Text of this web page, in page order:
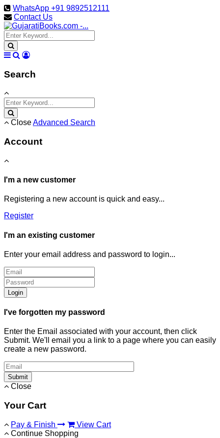
WhatsApp +91 9892512111
Contact Us
Search
CloseAdvanced Search
Account
I'm a new customer
Registering a new account is quick and easy...
Register
I'm an existing customer
Enter your email address and password to login...
Login
I've forgotten my password
Enter the Email associated with your account, then click
Submit. We'll email you a link to a page where you can easily
create a new password.
Submit
Close
Your Cart
Pay & Finish
View Cart
Continue Shopping